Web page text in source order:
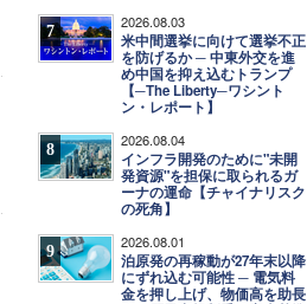
7 2026.08.03
米中間選挙に向けて選挙不正
を防げるか ─ 中東外交を進
め中国を抑え込むトランプ
【─The Liberty─ワシント
ン・レポート】
8 2026.08.04
インフラ開発のために"未開
発資源"を担保に取られるガ
ーナの運命【チャイナリスク
の死角】
9 2026.08.01
泊原発の再稼動が27年末以降
にずれ込む可能性 ─ 電気料
金を押し上げ、物価高を助長